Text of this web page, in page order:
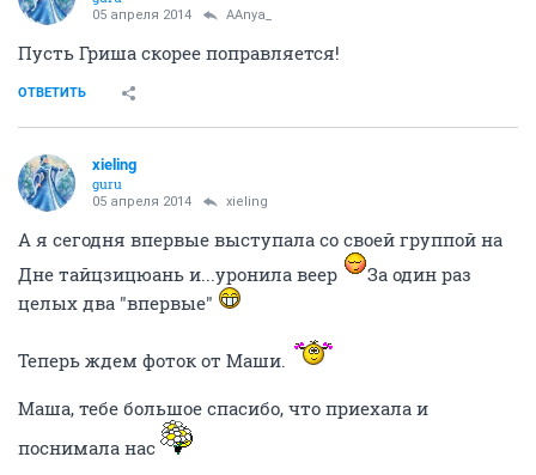
05 апреля 2014 AAnya_
Пусть Гриша скорее поправляется!
ОТВЕТИТЬ
xieling
guru
05 апреля 2014 xieling
А я сегодня впервые выступала со своей группой на
Дне тайцзицюань и...уронила веер
За один раз
целых два "впервые"
Теперь ждем фоток от Маши.
Маша, тебе большое спасибо, что приехала и
поснимала нас